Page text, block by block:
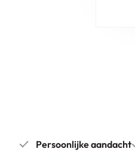
Persoonlijke aandacht